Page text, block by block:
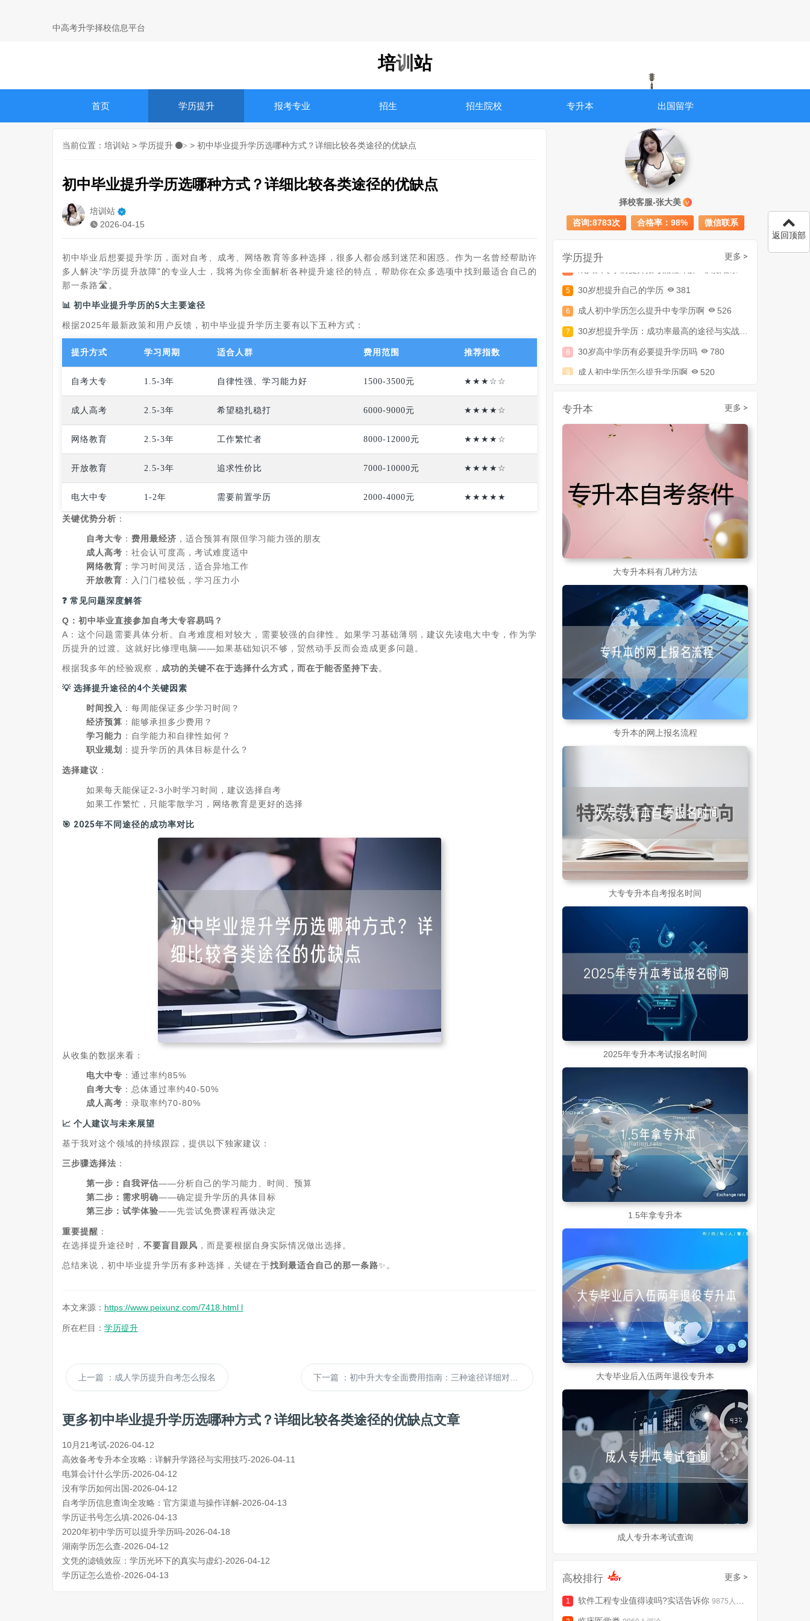
中高考升学择校信息平台
培训站
首页 学历提升 报考专业 招生 招生院校 专升本 出国留学
当前位置： 培训站 > 学历提升 > > 初中毕业提升学历选哪种方式？详细比较各类途径的优缺点
初中毕业提升学历选哪种方式？详细比较各类途径的优缺点
培训站
2026-04-15
初中毕业后想要提升学历，面对自考、成考、网络教育等多种选择，很多人都会感到迷茫和困惑。作为一名曾经帮助许
多人解决"学历提升故障"的专业人士，我将为你全面解析各种提升途径的特点，帮助你在众多选项中找到最适合自己的
那一条路🛣️。
📊 初中毕业提升学历的5大主要途径
根据2025年最新政策和用户反馈，初中毕业提升学历主要有以下五种方式：
提升方式 学习周期 适合人群 费用范围 推荐指数
自考大专 1.5-3年 自律性强、学习能力好 1500-3500元 ★★★☆☆
成人高考 2.5-3年 希望稳扎稳打 6000-9000元 ★★★★☆
网络教育 2.5-3年 工作繁忙者 8000-12000元 ★★★★☆
开放教育 2.5-3年 追求性价比 7000-10000元 ★★★★☆
电大中专 1-2年 需要前置学历 2000-4000元 ★★★★★
关键优势分析 ‌：
自考大专 ‌：‌ 费用最经济 ‌，适合预算有限但学习能力强的朋友
成人高考 ‌：社会认可度高，考试难度适中
网络教育 ‌：学习时间灵活，适合异地工作
开放教育 ‌：入门门槛较低，学习压力小
❓ 常见问题深度解答
Q：初中毕业直接参加自考大专容易吗？
A：这个问题需要具体分析。自考难度相对较大，需要较强的自律性。如果学习基础薄弱，建议先读电大中专，作为学
历提升的过渡。这就好比修理电脑——如果基础知识不够，贸然动手反而会造成更多问题。
根据我多年的经验观察，‌ 成功的关键不在于选择什么方式，而在于能否坚持下去‌。
💡 选择提升途径的4个关键因素
时间投入 ‌：每周能保证多少学习时间？
经济预算 ‌：能够承担多少费用？
学习能力 ‌：自学能力和自律性如何？
职业规划
‌：提升学历的具体目标是什么？
选择建议 ‌：
如果每天能保证2-3小时学习时间，建议选择自考
如果工作繁忙，只能零散学习，网络教育是更好的选择
🎯 2025年不同途径的成功率对比
从收集的数据来看：
电大中专 ‌：通过率约85%
自考大专 ‌：总体通过率约40-50%
成人高考 ‌：录取率约70-80%
📈 个人建议与未来展望
基于我对这个领域的持续跟踪，提供以下独家建议：
三步骤选择法 ‌：
第一步：自我评估‌——分析自己的学习能力、时间、预算
第二步：需求明确‌——确定提升学历的具体目标
第三步：试学体验‌——先尝试免费课程再做决定
重要提醒 ‌：
在选择提升途径时，‌ 不要盲目跟风 ‌，而是要根据自身实际情况做出选择。
总结来说，初中毕业提升学历有多种选择，关键在于‌找到最适合自己的那一条路‌✨。
本文来源： https://www.peixunz.com/7418.html l
所在栏目： 学历提升
上一篇 ：成人学历提升自考怎么报名 下一篇 ：初中升大专全面费用指南：三种途径详细对比与省钱策略分析
更多初中毕业提升学历选哪种方式？详细比较各类途径的优缺点文章
10月21考试-2026-04-12
高效备考专升本全攻略：详解升学路径与实用技巧-2026-04-11
电算会计什么学历-2026-04-12
没有学历如何出国-2026-04-12
自考学历信息查询全攻略：官方渠道与操作详解-2026-04-13
学历证书号怎么填-2026-04-13
2020年初中学历可以提升学历吗-2026-04-18
湖南学历怎么查-2026-04-12
文凭的滤镜效应：学历光环下的真实与虚幻-2026-04-12
学历证怎么造价-2026-04-13
择校客服-张大美 V
咨询:8783次 合格率：98% 微信联系
学历提升 更多 >
成人初中文凭怎么提升学历 740
成人大专学历提升多少钱 367
成人大专学历提升报考流程详解：从报名条件到成功入学全指南
成人初中文凭怎么提升学历
成人大专学历提升多少钱 367
30岁想提升自己的学历 381
成人初中学历怎么提升中专学历啊 526
专升本 更多 >
大专升本科有几种方法
专升本的网上报名流程
大专专升本自考报名时间
2025年专升本考试报名时间
1.5年拿专升本
大专毕业后入伍两年退役专升本
成人专升本考试查询
高校排行 更多 >
软件工程专业值得读吗?实话告诉你 9875人评论
返回顶部